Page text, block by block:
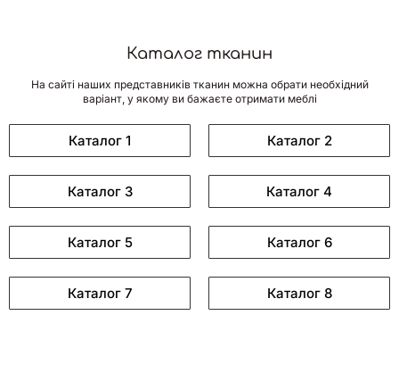
Каталог тканин
На сайті наших представників тканин можна обрати необхідний
варіант, у якому ви бажаєте отримати меблі
Каталог 1 Каталог 2
Каталог 3 Каталог 4
Каталог 5 Каталог 6
Каталог 7 Каталог 8